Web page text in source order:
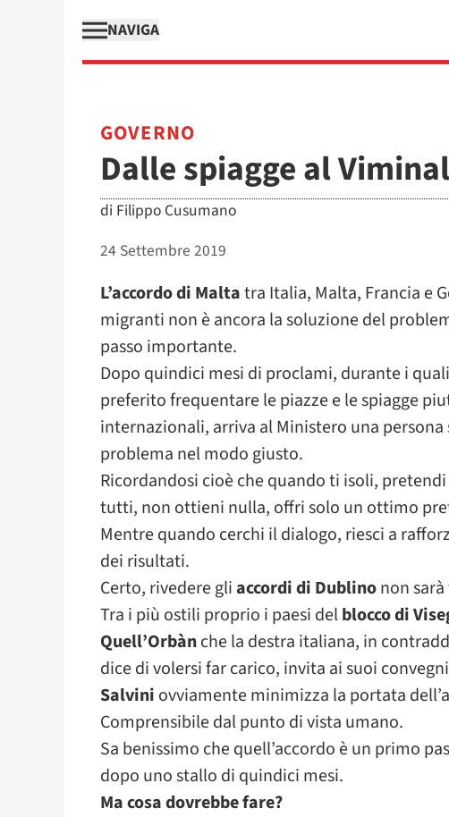
NAVIGA
GOVERNO
Dalle spiagge al
di Filippo Cusumano
24 Settembre 2019
L’accordo di Maltatra Italia, Malta, Francia e
migranti non è ancora la soluzione del
passo importante.
Dopo quindici mesi di proclami, durante i
preferito frequentare le piazze e le spiagge
internazionali, arriva al Ministero una
problema nel modo giusto.
Ricordandosi cioè che quando ti isoli,
tutti, non ottieni nulla, offri solo un ottimo
Mentre quando cerchi il dialogo, riesci a
dei risultati.
Certo, rivedere gliaccordi di Dublinonon
Tra i più ostili proprio i paesi delblocco di
Quell’Orbànche la destra italiana, in
dice di volersi far carico, invita ai suoi
Salvini ovviamente minimizza la portata
Comprensibile dal punto di vista umano.
Sa benissimo che quell’accordo è un primo
dopo uno stallo di quindici mesi.
Ma cosa dovrebbe fare?